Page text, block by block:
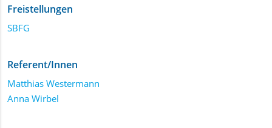
Freistellungen
SBFG
Referent/Innen
Matthias Westermann
Anna Wirbel